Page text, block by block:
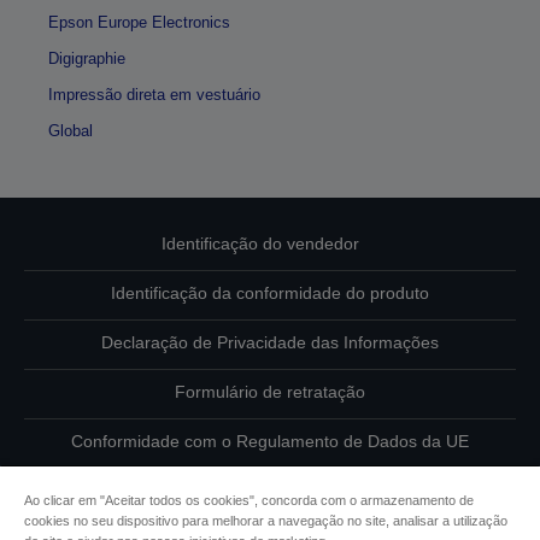
Epson Europe Electronics
Digigraphie
Impressão direta em vestuário
Global
Identificação do vendedor
Identificação da conformidade do produto
Declaração de Privacidade das Informações
Formulário de retratação
Conformidade com o Regulamento de Dados da UE
Ao clicar em "Aceitar todos os cookies", concorda com o armazenamento de
cookies no seu dispositivo para melhorar a navegação no site, analisar a utilização